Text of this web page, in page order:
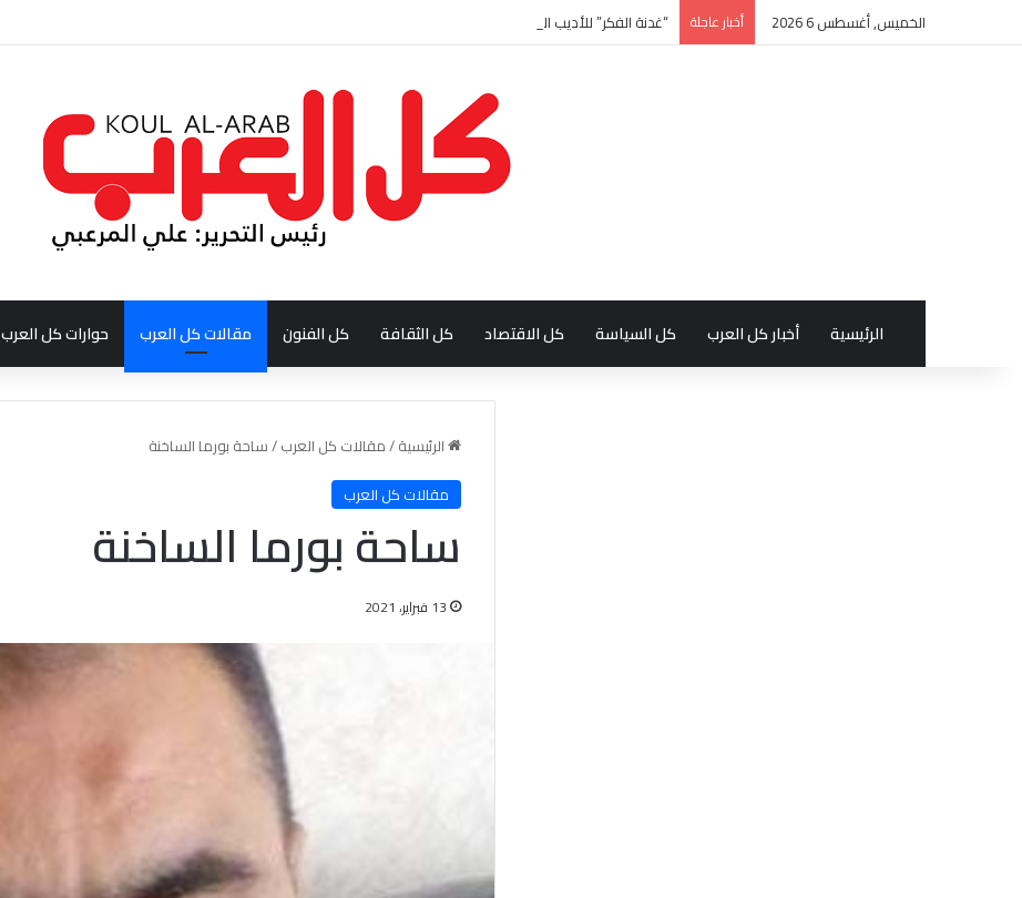
الخميس, أغسطس 6 2026 أخبار عاجلة “غدنة الفكر” للأديب السعودي احمد بن عبدالله العبدالنبي
الرئيسية أخبار كل العرب كل السياسة كل الاقتصاد كل الثقافة كل الفنون مقالات كل العرب حوارات كل العرب
الرئيسية/مقالات كل العرب/ساحة بورما الساخنة
مقالات كل العرب
ساحة بورما الساخنة
13 فبراير، 2021